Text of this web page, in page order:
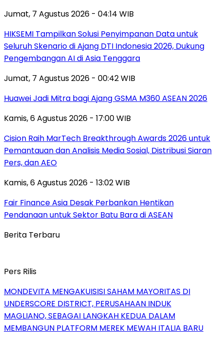
Jumat, 7 Agustus 2026 - 04:14 WIB
HIKSEMI Tampilkan Solusi Penyimpanan Data untuk
Seluruh Skenario di Ajang DTI Indonesia 2026, Dukung
Pengembangan AI di Asia Tenggara
Jumat, 7 Agustus 2026 - 00:42 WIB
Huawei Jadi Mitra bagi Ajang GSMA M360 ASEAN 2026
Kamis, 6 Agustus 2026 - 17:00 WIB
Cision Raih MarTech Breakthrough Awards 2026 untuk
Pemantauan dan Analisis Media Sosial, Distribusi Siaran
Pers, dan AEO
Kamis, 6 Agustus 2026 - 13:02 WIB
Fair Finance Asia Desak Perbankan Hentikan
Pendanaan untuk Sektor Batu Bara di ASEAN
Berita Terbaru
Pers Rilis
MONDEVITA MENGAKUISISI SAHAM MAYORITAS DI
UNDERSCORE DISTRICT, PERUSAHAAN INDUK
MAGLIANO, SEBAGAI LANGKAH KEDUA DALAM
MEMBANGUN PLATFORM MEREK MEWAH ITALIA BARU